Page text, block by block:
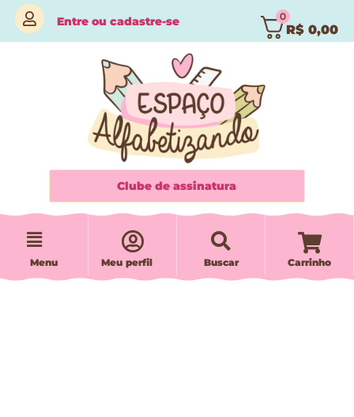
Entre oucadastre-se 0
R$0,00
Clube de assinatura
Menu Meu perfil Buscar Carrinho